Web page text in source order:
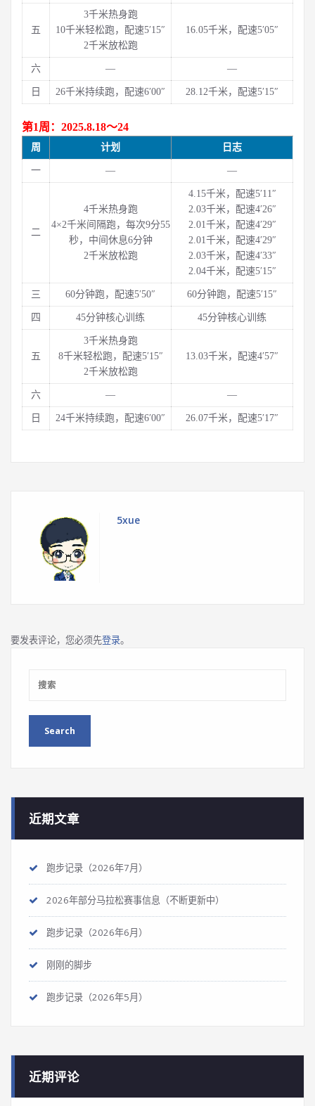
五
3千米热身跑
10千米轻松跑，配速5′15″
2千米放松跑
16.05千米，配速5′05″
六 — —
日 26千米持续跑，配速6′00″ 28.12千米，配速5′15″
第1周：2025.8.18～24
周 计划 日志
一 — —
二
4千米热身跑
4×2千米间隔跑，每次9分55
秒，中间休息6分钟
2千米放松跑
4.15千米，配速5′11″
2.03千米，配速4′26″
2.01千米，配速4′29″
2.01千米，配速4′29″
2.03千米，配速4′33″
2.04千米，配速5′15″
三 60分钟跑，配速5′50″ 60分钟跑，配速5′15″
四 45分钟核心训练 45分钟核心训练
五
3千米热身跑
8千米轻松跑，配速5′15″
2千米放松跑
13.03千米，配速4′57″
六 — —
日 24千米持续跑，配速6′00″ 26.07千米，配速5′17″
5xue
要发表评论，您必须先登录。
近期文章
跑步记录（2026年7月）
2026年部分马拉松赛事信息（不断更新中）
跑步记录（2026年6月）
刚刚的脚步
跑步记录（2026年5月）
近期评论